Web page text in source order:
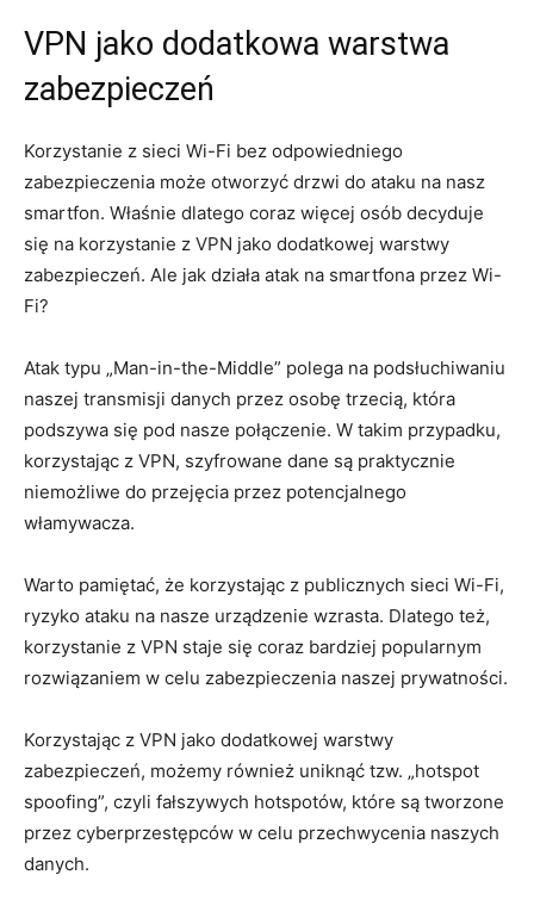
VPN jako dodatkowa warstwa
zabezpieczeń
Korzystanie z sieci Wi-Fi bez odpowiedniego
zabezpieczenia może otworzyć drzwi do ataku na nasz
smartfon. Właśnie dlatego coraz więcej osób decyduje
się na korzystanie z VPN jako dodatkowej warstwy
zabezpieczeń. Ale jak działa atak na smartfona przez Wi-
Fi?
Atak typu „Man-in-the-Middle” polega na podsłuchiwaniu
naszej transmisji danych przez osobę trzecią, która
podszywa się pod nasze połączenie. W takim przypadku,
korzystając z VPN, szyfrowane dane są praktycznie
niemożliwe do przejęcia przez potencjalnego
włamywacza.
Warto pamiętać, że korzystając z publicznych sieci Wi-Fi,
ryzyko ataku na nasze urządzenie wzrasta. Dlatego też,
korzystanie z VPN staje się coraz bardziej popularnym
rozwiązaniem w celu zabezpieczenia naszej prywatności.
Korzystając z VPN jako dodatkowej warstwy
zabezpieczeń, możemy również uniknąć tzw. „hotspot
spoofing”, czyli fałszywych hotspotów, które są tworzone
przez cyberprzestępców w celu przechwycenia naszych
danych.